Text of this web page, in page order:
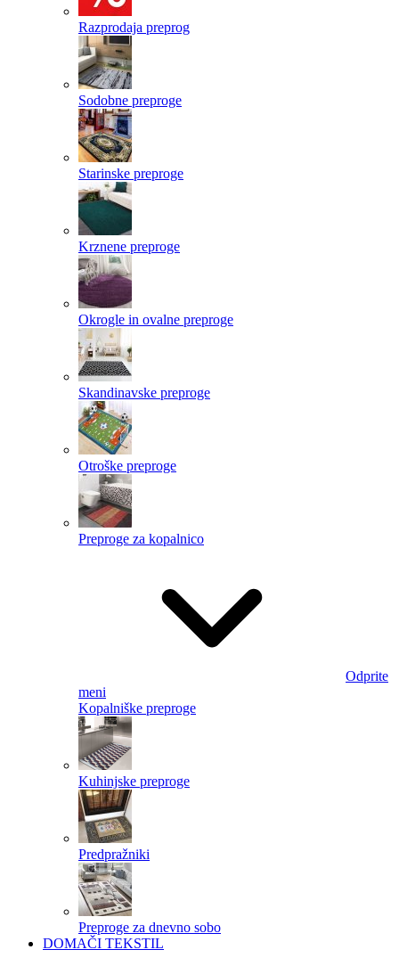
Razprodaja preprog
Sodobne preproge
Starinske preproge
Krznene preproge
Okrogle in ovalne preproge
Skandinavske preproge
Otroške preproge
Preproge za kopalnico
Odprite
meni
Kopalniške preproge
Kuhinjske preproge
Predpražniki
Preproge za dnevno sobo
DOMAČI TEKSTIL